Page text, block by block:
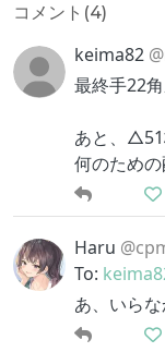
コメント(4)
keima82
最終手22
あと、△51
何のため
Haru
To:
あ、いらな